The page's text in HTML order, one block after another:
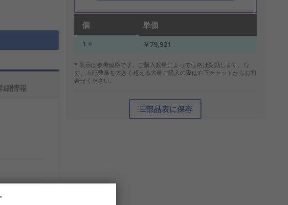
個 単価
1 + ￥79,921
* 表示は参考価格です。ご購入数量によって価格は変動します。な
お、上記数量を大きく超える大量ご購入の際は右下チャットからお問
合せください。
部品表に保存
細情報